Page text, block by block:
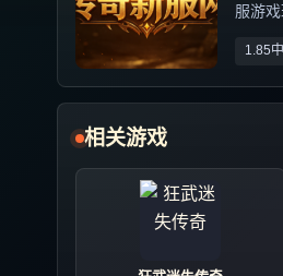
服游
1.85
相关游戏